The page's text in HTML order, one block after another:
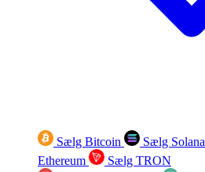
Sælg Bitcoin Sælg Solana
Ethereum
Sælg TRON